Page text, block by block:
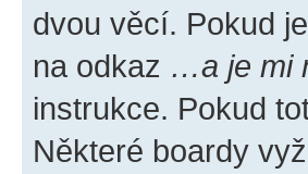
dvou věcí. Pokud
na odkaz …a je mi
instrukce. Pokud
Některé boardy